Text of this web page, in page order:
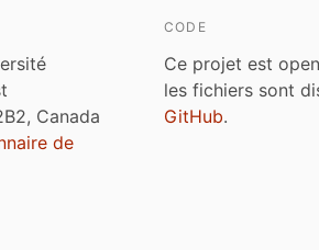
Canada
de
CODE
Ce projet est
les fichiers sont
GitHub.